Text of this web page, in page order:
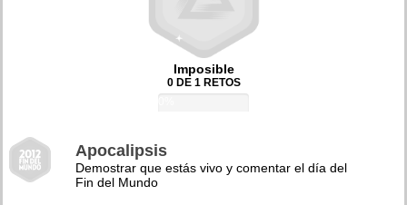
Imposible
0 DE 1 RETOS
Apocalipsis
Demostrar que estás vivo y comentar el día del
Fin del Mundo